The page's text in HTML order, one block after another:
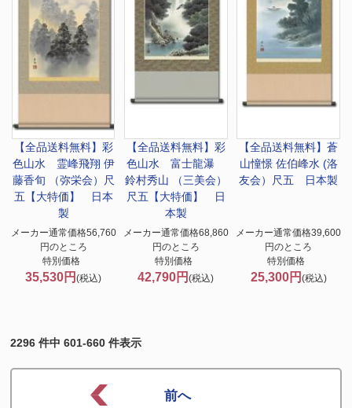
【全品送料無料】 彩
色山水 霊峰飛翔 伊
藤香旬 （弥栄会）尺
五【大特価】 日本
製
メーカー通常価格56,760
円のところ
特別価格
35,530円(税込)
【全品送料無料】 彩
色山水 富士龍瀑
鈴村秀山 （三美会）
尺五【大特価】 日
本製
メーカー通常価格68,860
円のところ
特別価格
42,790円(税込)
【全品送料無料】蒼
山憧憬 佐伯峰水 (洛
友会）尺五 日本製
メーカー通常価格39,600
円のところ
特別価格
25,300円 (税込)
2296 件中 601-660 件表示